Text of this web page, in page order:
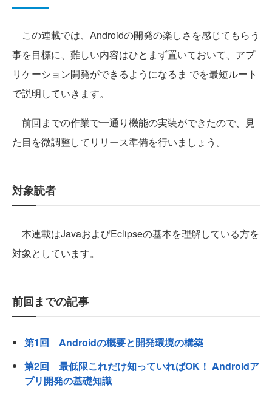
この連載では、Androidの開発の楽しさを感じてもらう
事を目標に、難しい内容はひとまず置いておいて、アプ
リケーション開発ができるようになるま でを最短ルート
で説明していきます。
前回までの作業で一通り機能の実装ができたので、見
た目を微調整してリリース準備を行いましょう。
対象読者
本連載はJavaおよびEclipseの基本を理解している方を
対象としています。
前回までの記事
第1回 Androidの概要と開発環境の構築
第2回 最低限これだけ知っていればOK！ Androidア
プリ開発の基礎知識